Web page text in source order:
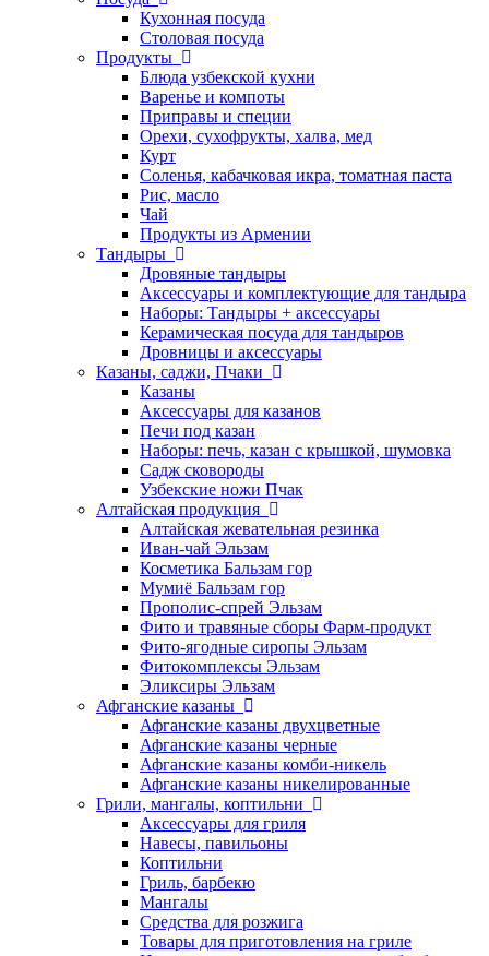
Кухонная посуда
Столовая посуда
Продукты
Блюда узбекской кухни
Варенье и компоты
Приправы и специи
Орехи, сухофрукты, халва, мед
Курт
Соленья, кабачковая икра, томатная паста
Рис, масло
Чай
Продукты из Армении
Тандыры
Дровяные тандыры
Аксессуары и комплектующие для тандыра
Наборы: Тандыры + аксессуары
Керамическая посуда для тандыров
Дровницы и аксессуары
Казаны, саджи, Пчаки
Казаны
Аксессуары для казанов
Печи под казан
Наборы: печь, казан с крышкой, шумовка
Садж сковороды
Узбекские ножи Пчак
Алтайская продукция
Алтайская жевательная резинка
Иван-чай Эльзам
Косметика Бальзам гор
Мумиё Бальзам гор
Прополис-спрей Эльзам
Фито и травяные сборы Фарм-продукт
Фито-ягодные сиропы Эльзам
Фитокомплексы Эльзам
Эликсиры Эльзам
Афганские казаны
Афганские казаны двухцветные
Афганские казаны черные
Афганские казаны комби-никель
Афганские казаны никелированные
Грили, мангалы, коптильни
Аксессуары для гриля
Навесы, павильоны
Коптильни
Гриль, барбекю
Мангалы
Средства для розжига
Товары для приготовления на гриле